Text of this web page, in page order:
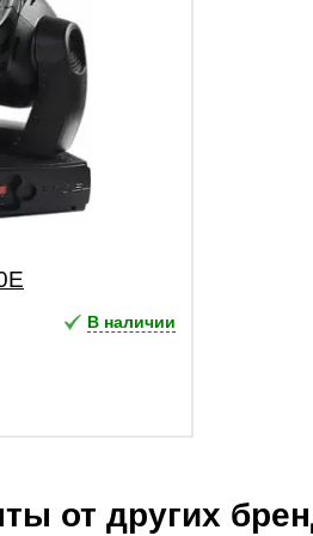
В наличии
от других